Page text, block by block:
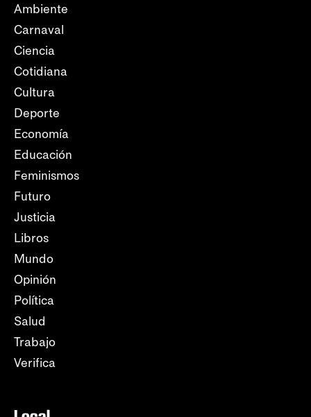
Ambiente
Carnaval
Ciencia
Cotidiana
Cultura
Deporte
Economía
Educación
Feminismos
Futuro
Justicia
Libros
Mundo
Opinión
Política
Salud
Trabajo
Verifica